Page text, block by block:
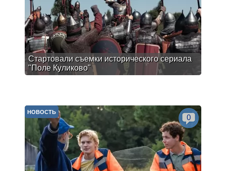
Стартовали съемки исторического сериала
"Поле Куликово"
НОВОСТЬ
0